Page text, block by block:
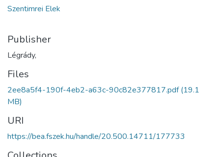
Szentimrei Elek
Publisher
Légrády,
Files
2ee8a5f4-190f-4eb2-a63c-90c82e377817.pdf(19.1
MB)
URI
https://bea.fszek.hu/handle/20.500.14711/177733